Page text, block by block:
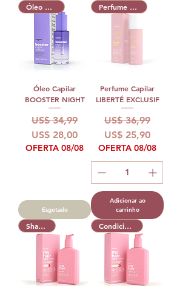
Óleo Capilar
Óleo Capilar
BOOSTER NIGHT
Preço normal
US$ 34,99Preço promocional
US$ 28,00
OFERTA 08/08
Esgotado
Perfume Capilar
Perfume Capilar
LIBERTÉ EXCLUSIF
Preço normal
US$ 36,99
Preço
US$ 25,90
OFERTA 08/08
Adicionar ao
carrinho
Shampoo Condicionador